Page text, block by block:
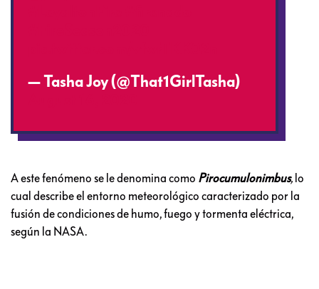
— Tasha Joy (@That1GirlTasha)
A este fenómeno se le denomina como Pirocumulonimbus, lo
cual describe el entorno meteorológico caracterizado por la
fusión de condiciones de humo, fuego y tormenta eléctrica,
según la NASA.